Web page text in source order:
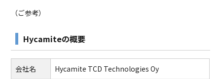
（ご参考）
Hycamiteの概要
会社名 Hycamite TCD Technologies Oy